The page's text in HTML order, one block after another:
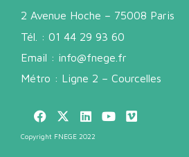
2 Avenue Hoche – 75008 Paris
Tél. : 01 44 29 93 60
Email : info@fnege.fr
Métro : Ligne 2 – Courcelles
Copyright FNEGE 2022